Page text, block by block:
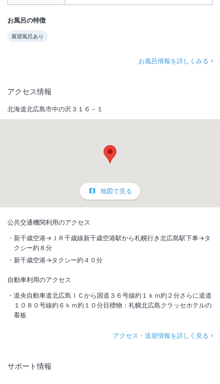
お風呂の特徴
展望風呂あり
お風呂情報を詳しくみる
アクセス情報
北海道北広島市中の沢３１６－１
地図で見る
公共交通機関利用のアクセス
新千歳空港→ＪＲ千歳線新千歳空港駅から札幌行き北広島駅下車→タ
クシー約８分
新千歳空港→タクシー約４０分
自動車利用のアクセス
道央自動車道北広島ＩＣから国道３６号線約１ｋｍ約２分さらに道道
１０８０号線約６ｋｍ約１０分目標物：札幌北広島クラッセホテルの
看板
アクセス・送迎情報を詳しく見る
サポート情報